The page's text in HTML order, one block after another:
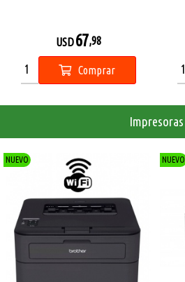
USD67,98
Comprar
Impresoras
NUEVO NUEVO